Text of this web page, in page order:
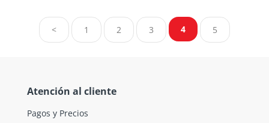
< 1 2 3 4 5
Atención al cliente
Pagos y Precios